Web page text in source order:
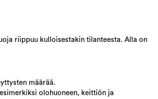
riippuu kulloisestakin tilanteesta. Alla on
määrää.
olohuoneen, keittiön ja